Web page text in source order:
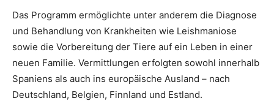
Das Programm ermöglichte unter anderem die Diagnose
und Behandlung von Krankheiten wie Leishmaniose
sowie die Vorbereitung der Tiere auf ein Leben in einer
neuen Familie. Vermittlungen erfolgten sowohl innerhalb
Spaniens als auch ins europäische Ausland – nach
Deutschland, Belgien, Finnland und Estland.